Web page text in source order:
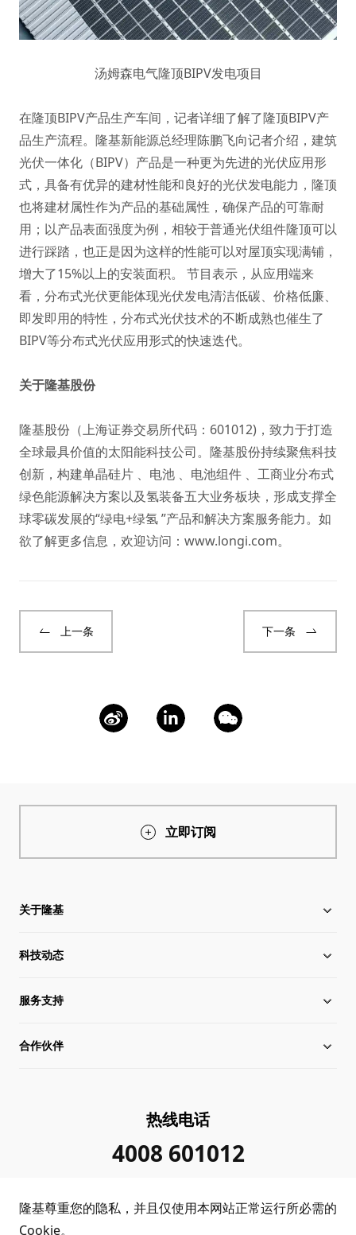
汤姆森电气隆顶BIPV发电项目
在隆顶BIPV产品生产车间，记者详细了解了隆顶BIPV产
品生产流程。隆基新能源总经理陈鹏飞向记者介绍，建筑
光伏一体化（BIPV）产品是一种更为先进的光伏应用形
式，具备有优异的建材性能和良好的光伏发电能力，隆顶
也将建材属性作为产品的基础属性，确保产品的可靠耐
用；以产品表面强度为例，相较于普通光伏组件隆顶可以
进行踩踏，也正是因为这样的性能可以对屋顶实现满铺，
增大了15%以上的安装面积。 节目表示，从应用端来
看，分布式光伏更能体现光伏发电清洁低碳、价格低廉、
即发即用的特性，分布式光伏技术的不断成熟也催生了
BIPV等分布式光伏应用形式的快速迭代。
关于隆基股份
隆基股份（上海证券交易所代码：601012)，致力于打造
全球最具价值的太阳能科技公司。隆基股份持续聚焦科技
创新，构建单晶硅片 、电池 、电池组件 、工商业分布式
绿色能源解决方案以及氢装备五大业务板块，形成支撑全
球零碳发展的“绿电+绿氢 ”产品和解决方案服务能力。如
欲了解更多信息，欢迎访问： www.longi.com。
上一条 下一条
立即订阅
关于隆基
关于隆基
全球化布局
管理层信息
投诉举报
科技动态
硅片价格
行业动态
服务支持
下载中心
客户问题反馈
合作伙伴
协同创新合作
热线电话
4008 601012
隆基尊重您的隐私，并且仅使用本网站正常运行所必需的
Cookie。